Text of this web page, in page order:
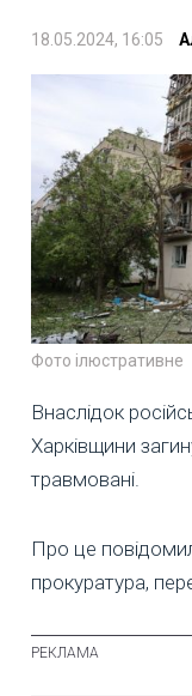
18.05.2024, 16:05
Фото ілюстративне
Внаслідок
Харківщини
травмовані.
Про це
прокуратура,